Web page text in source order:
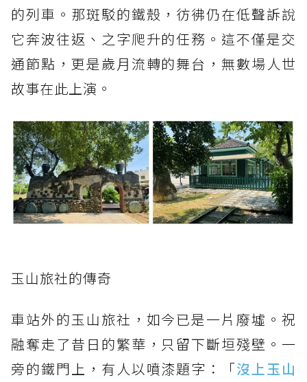
的列車。那斑駁的鐵殼，彷彿仍在低聲訴說
它奔波往返、之字爬升的任務。這不僅是交
通節點，更是歲月流轉的舞台，無數場人世
故事在此上演。
玉山旅社的傳奇
車站外的玉山旅社，如今已是一片廢墟。祝
融奪走了昔日的繁華，只留下斷垣殘壁。一
旁的鐵門上，有人以噴漆題字：「沒上玉山